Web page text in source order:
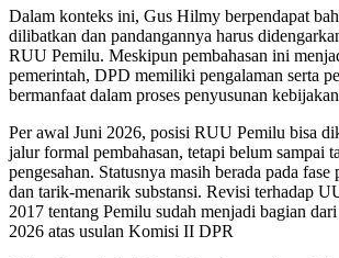
Dalam konteks ini, Gus Hilmy berpendapat
dilibatkan dan pandangannya harus
RUU Pemilu. Meskipun pembahasan ini
pemerintah, DPD memiliki pengalaman serta
bermanfaat dalam proses penyusunan
Per awal Juni 2026, posisi RUU Pemilu bisa
jalur formal pembahasan, tetapi belum sampai
pengesahan. Statusnya masih berada pada
dan tarik-menarik substansi. Revisi terhadap
2017 tentang Pemilu sudah menjadi bagian
2026 atas usulan Komisi II DPR